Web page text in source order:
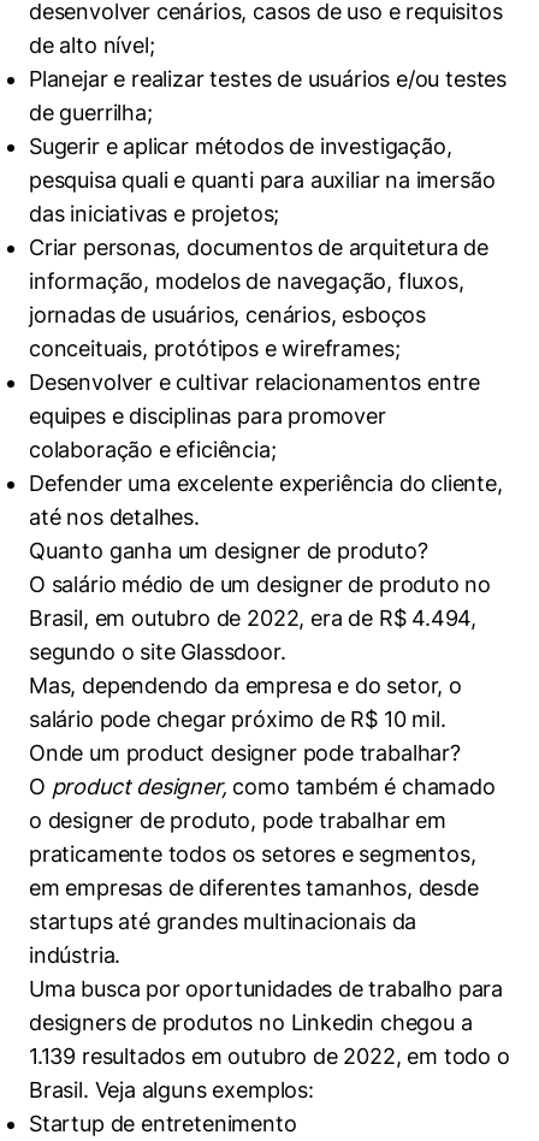
desenvolver cenários, casos de uso e requisitos
de alto nível;
Planejar e realizar testes de usuários e/ou testes
de guerrilha;
Sugerir e aplicar métodos de investigação,
pesquisa quali e quanti para auxiliar na imersão
das iniciativas e projetos;
Criar personas, documentos de arquitetura de
informação, modelos de navegação, fluxos,
jornadas de usuários, cenários, esboços
conceituais, protótipos e wireframes;
Desenvolver e cultivar relacionamentos entre
equipes e disciplinas para promover
colaboração e eficiência;
Defender uma excelente experiência do cliente,
até nos detalhes.
Quanto ganha um designer de produto?
O salário médio de um designer de produto no
Brasil, em outubro de 2022, era de R$ 4.494,
segundo o site Glassdoor.
Mas, dependendo da empresa e do setor, o
salário pode chegar próximo de R$ 10 mil.
Onde um product designer pode trabalhar?
O product designer, como também é chamado
o designer de produto, pode trabalhar em
praticamente todos os setores e segmentos,
em empresas de diferentes tamanhos, desde
startups até grandes multinacionais da
indústria.
Uma busca por oportunidades de trabalho para
designers de produtos no Linkedin chegou a
1.139 resultados em outubro de 2022, em todo o
Brasil. Veja alguns exemplos:
Startup de entretenimento
Cookies estritamente necessários
Cookies de preferências de usuário